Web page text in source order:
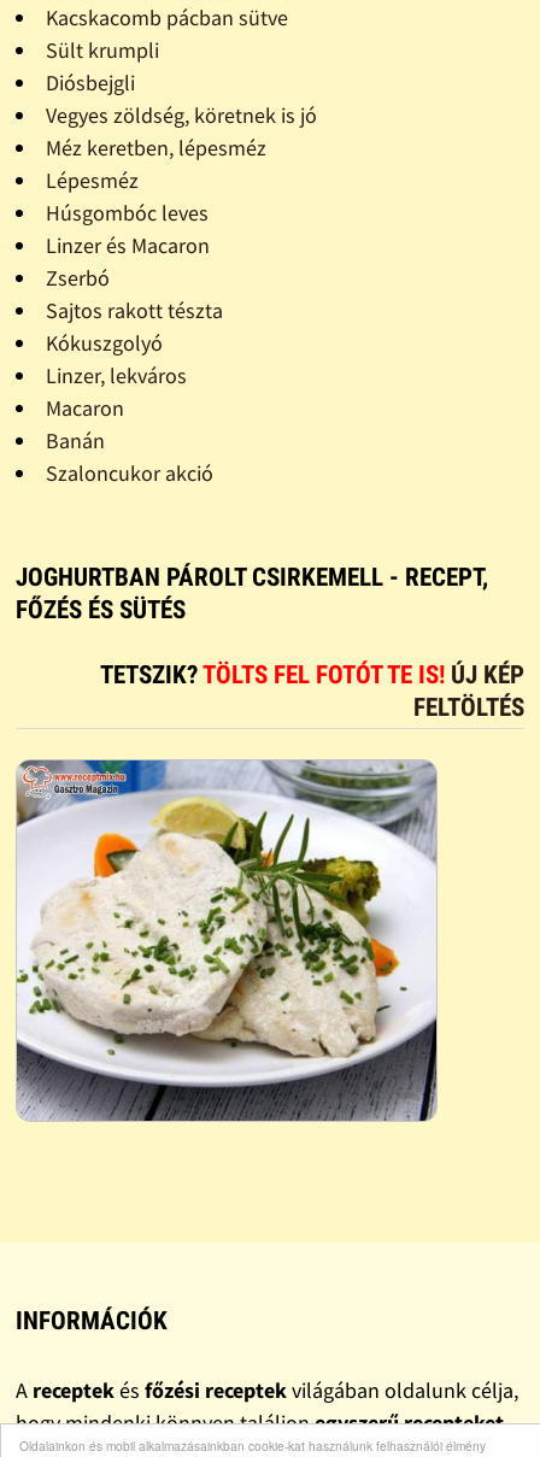
Oldalainkon és mobil alkalmazásainkban cookie-kat használunk felhasználói élmény
Kacskacomb pácban sütve
Sült krumpli
Diósbejgli
Vegyes zöldség, köretnek is jó
Méz keretben, lépesméz
Lépesméz
Húsgombóc leves
Linzer és Macaron
Zserbó
Sajtos rakott tészta
Kókuszgolyó
Linzer, lekváros
Macaron
Banán
Szaloncukor akció
JOGHURTBAN PÁROLT CSIRKEMELL - RECEPT,
FŐZÉS ÉS SÜTÉS
TETSZIK?TÖLTS FEL FOTÓT TE IS! ÚJ KÉP
FELTÖLTÉS
INFORMÁCIÓK
A receptekés főzési receptekvilágában oldalunk célja,
hogy mindenki könnyen találjonegyszerű recepteket,